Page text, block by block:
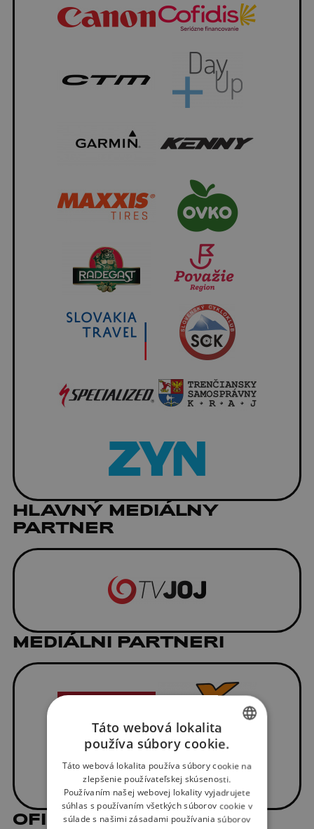
HLAVNÝ MEDIÁLNY
PARTNER
MEDIÁLNI PARTNERI
OFICIÁLNI DODÁVATELIA
SLOVAK
ENGLISH
Táto webová lokalita
používa súbory cookie.
Táto webová lokalita používa súbory cookie na
zlepšenie používateľskej skúsenosti.
Používaním našej webovej lokality vyjadrujete
súhlas s používaním všetkých súborov cookie v
súlade s našimi zásadami používania súborov